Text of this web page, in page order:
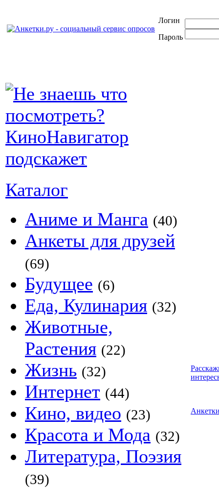
Логин
Пароль
Каталог
Аниме и Манга (40)
Анкеты для друзей
(69)
Будущее (6)
Еда, Кулинария (32)
Животные,
Растения (22)
Жизнь (32)
Интернет (44)
Кино, видео (23)
Красота и Мода (32)
Литература, Поэзия
(39)